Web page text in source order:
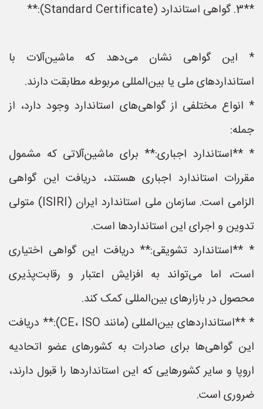
**3. گواهی استاندارد (Standard Certificate):**
* این گواهی نشان می‌دهد که ماشین‌آلات با
استانداردهای ملی یا بین‌المللی مربوطه مطابقت دارند.
* انواع مختلفی از گواهی‌های استاندارد وجود دارد، از
جمله:
* **استاندارد اجباری:** برای ماشین‌آلاتی که مشمول
مقررات استاندارد اجباری هستند، دریافت این گواهی
الزامی است. سازمان ملی استاندارد ایران (ISIRI) متولی
تدوین و اجرای این استانداردها است.
* **استاندارد تشویقی:** دریافت این گواهی اختیاری
است، اما می‌تواند به افزایش اعتبار و رقابت‌پذیری
محصول در بازارهای بین‌المللی کمک کند.
* **استانداردهای بین‌المللی (مانند CE، ISO):** دریافت
این گواهی‌ها برای صادرات به کشورهای عضو اتحادیه
اروپا و سایر کشورهایی که این استانداردها را قبول دارند،
ضروری است.